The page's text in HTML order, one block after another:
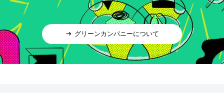
グリーンカンパニーについて